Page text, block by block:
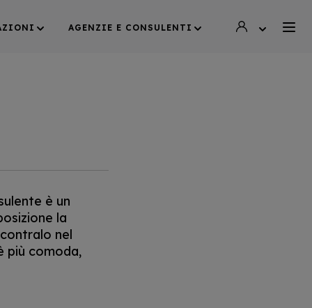
AGENZIE E CONSULENTI
è un
la
nel
più comoda,